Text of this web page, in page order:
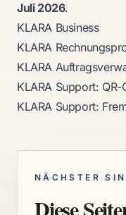
Juli 2026.
KLARA Business
KLARA
KLARA
KLARA Support:
KLARA Support:
NÄCHSTER
Diese